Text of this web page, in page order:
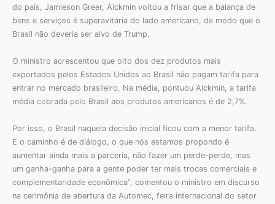
do país, Jamieson Greer, Alckmin voltou a frisar que a balança de
bens e serviços é superavitária do lado americano, de modo que o
Brasil não deveria ser alvo de Trump.
O ministro acrescentou que oito dos dez produtos mais
exportados pelos Estados Unidos ao Brasil não pagam tarifa para
entrar no mercado brasileiro. Na média, pontuou Alckmin, a tarifa
média cobrada pelo Brasil aos produtos americanos é de 2,7%.
Por isso, o Brasil naquela decisão inicial ficou com a menor tarifa.
E o caminho é de diálogo, o que nós estamos propondo é
aumentar ainda mais a parceria, não fazer um perde-perde, mas
um ganha-ganha para a gente poder ter mais trocas comerciais e
complementaridade econômica”, comentou o ministro em discurso
na cerimônia de abertura da Automec, feira internacional do setor